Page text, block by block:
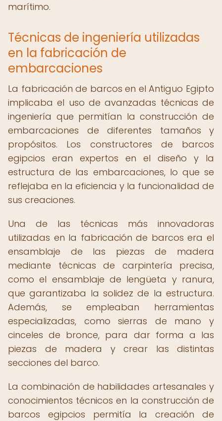
marítimo.
Técnicas de ingeniería utilizadas
en la fabricación de
embarcaciones
La fabricación de barcos en el Antiguo Egipto
implicaba el uso de avanzadas técnicas de
ingeniería que permitían la construcción de
embarcaciones de diferentes tamaños y
propósitos. Los constructores de barcos
egipcios eran expertos en el diseño y la
estructura de las embarcaciones, lo que se
reflejaba en la eficiencia y la funcionalidad de
sus creaciones.
Una de las técnicas más innovadoras
utilizadas en la fabricación de barcos era el
ensamblaje de las piezas de madera
mediante técnicas de carpintería precisa,
como el ensamblaje de lengüeta y ranura,
que garantizaba la solidez de la estructura.
Además, se empleaban herramientas
especializadas, como sierras de mano y
cinceles de bronce, para dar forma a las
piezas de madera y crear las distintas
secciones del barco.
La combinación de habilidades artesanales y
conocimientos técnicos en la construcción de
barcos egipcios permitía la creación de